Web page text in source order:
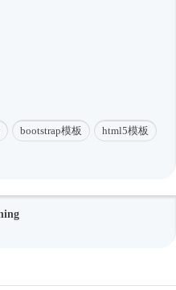
bootstrap模板 html5模板